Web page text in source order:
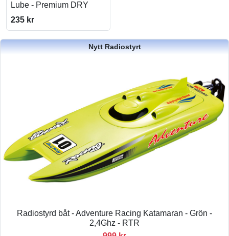
Lube - Premium DRY
235 kr
Nytt Radiostyrt
Radiostyrd båt - Adventure Racing Katamaran - Grön -
2,4Ghz - RTR